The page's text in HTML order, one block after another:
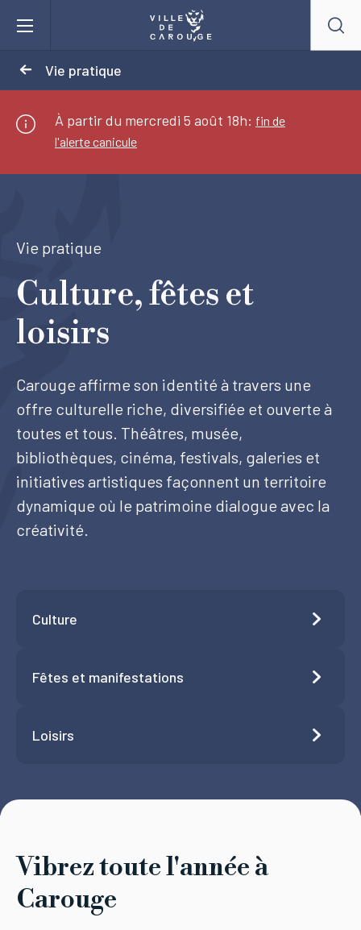
Vie pratique
Actualités
Agenda
Lieux
Tourisme
Démarches
À partir du mercredi 5 août 18h: fin de
l'alerte canicule
Vie pratique
Culture, fêtes et
loisirs
Carouge affirme son identité à travers une
offre culturelle riche, diversifiée et ouverte à
toutes et tous. Théâtres, musée,
bibliothèques, cinéma, festivals, galeries et
initiatives artistiques façonnent un territoire
dynamique où le patrimoine dialogue avec la
créativité.
Culture
Fêtes et manifestations
Loisirs
Vibrez toute l'année à
Carouge